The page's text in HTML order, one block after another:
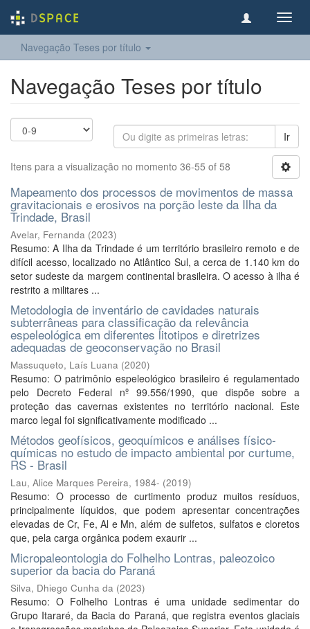
Navegação Teses por título
Navegação Teses por título
Ir
Itens para a visualização no momento 36-55 of 58
Mapeamento dos processos de movimentos de massa
gravitacionais e erosivos na porção leste da Ilha da
Trindade, Brasil
Avelar, Fernanda (2023)
Resumo: A Ilha da Trindade é um território brasileiro remoto e de
difícil acesso, localizado no Atlântico Sul, a cerca de 1.140 km do
setor sudeste da margem continental brasileira. O acesso à ilha é
restrito a militares ...
Metodologia de inventário de cavidades naturais
subterrâneas para classificação da relevância
espeleológica em diferentes litotipos e diretrizes
adequadas de geoconservação no Brasil
Massuqueto, Laís Luana (2020)
Resumo: O patrimônio espeleológico brasileiro é regulamentado
pelo Decreto Federal nº 99.556/1990, que dispõe sobre a
proteção das cavernas existentes no território nacional. Este
marco legal foi significativamente modificado ...
Métodos geofísicos, geoquímicos e análises físico-
químicas no estudo de impacto ambiental por curtume,
RS - Brasil
Lau, Alice Marques Pereira, 1984- (2019)
Resumo: O processo de curtimento produz muitos resíduos,
principalmente líquidos, que podem apresentar concentrações
elevadas de Cr, Fe, Al e Mn, além de sulfetos, sulfatos e cloretos
que, pela carga orgânica podem exaurir ...
Micropaleontologia do Folhelho Lontras, paleozoico
superior da bacia do Paraná
Silva, Dhiego Cunha da (2023)
Resumo: O Folhelho Lontras é uma unidade sedimentar do
Grupo Itararé, da Bacia do Paraná, que registra eventos glaciais